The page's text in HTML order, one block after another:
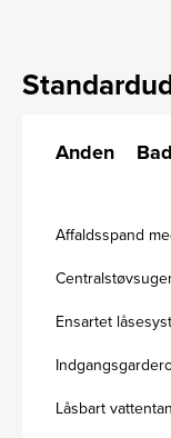
Anden
Affaldsspand
Ensartet
Låsbart